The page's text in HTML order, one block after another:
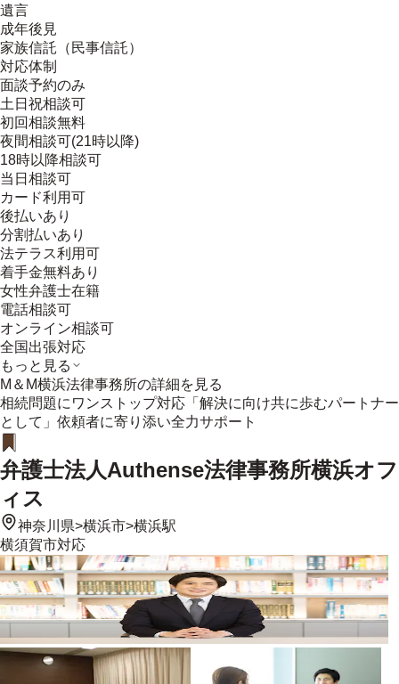
遺言
成年後見
家族信託（民事信託）
対応体制
面談予約のみ
土日祝相談可
初回相談無料
夜間相談可(21時以降)
18時以降相談可
当日相談可
カード利用可
後払いあり
分割払いあり
法テラス利用可
着手金無料あり
女性弁護士在籍
電話相談可
オンライン相談可
全国出張対応
もっと見る
M＆M横浜法律事務所の詳細を見る
相続問題にワンストップ対応「解決に向け共に歩むパートナー
として」依頼者に寄り添い全力サポート
弁護士法人Authense法律事務所横浜オフ
ィス
神奈川県>横浜市>横浜駅
横須賀市対応